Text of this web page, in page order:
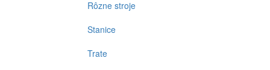
Rôzne stroje
Stanice
Trate